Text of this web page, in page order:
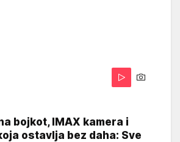
bojkot, IMAX kamera i
ostavlja bez daha: Sve